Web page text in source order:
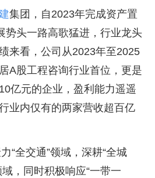
集团，自2023年完成资产置
势头一路高歌猛进，行业龙头
来看，公司从2023年至2025
A股工程咨询行业首位，更是
亿元的企业，盈利能力遥遥
业内仅有的两家营收超百亿
“全交通”领域，深耕“全城
，同时积极响应“一带一